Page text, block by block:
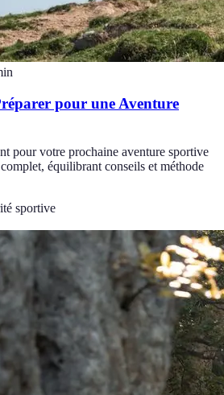
pour une Aventure
pour votre prochaine aventure sportive
équilibrant conseils et méthode
sportive